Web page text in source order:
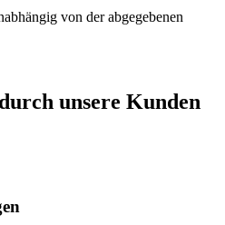
von der abgegebenen
unsere Kunden